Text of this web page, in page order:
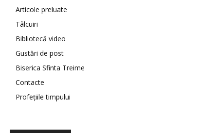
Articole preluate
Tâlcuiri
Bibliotecă video
Gustări de post
Biserica Sfinta Treime
Contacte
Profețiile timpului